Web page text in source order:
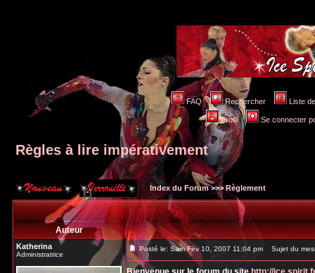
FAQ Rechercher Liste
Profil Se connecter
Règles à lire impérativement
Index du Forum>>>Règlement
Auteur
Katherina
Administratrice
Posté le: Sam Fév 10, 2007 11:04 pm Sujet du